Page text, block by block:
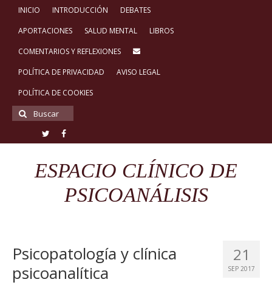
INICIO INTRODUCCIÓN
DEBATES
APORTACIONES
SALUD MENTAL
LIBROS
COMENTARIOS Y REFLEXIONES
POLÍTICA DE PRIVACIDAD
AVISO LEGAL
POLÍTICA DE COOKIES
Buscar
por:
ESPACIO CLÍNICO DE
PSICOANÁLISIS
21
SEP 2017
Psicopatología y clínica
psicoanalítica